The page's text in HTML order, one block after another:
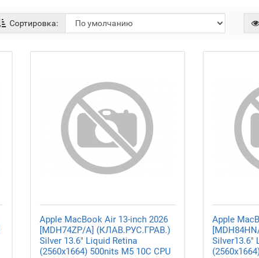
Сортировка:
Apple MacBook Air 13-inch 2026
[MDH74ZP/A] (КЛАВ.РУС.ГРАВ.)
Silver 13.6" Liquid Retina
(2560x1664) 500nits M5 10C CPU
Apple
Silver13.6"